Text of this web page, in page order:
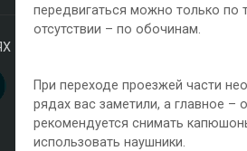
передвигаться можно только
отсутствии – по обочинам.
При переходе проезжей части
рядах вас заметили, а главное –
рекомендуется снимать
использовать наушники.